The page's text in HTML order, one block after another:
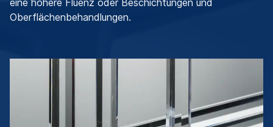
Oberflächenbehandlungen.